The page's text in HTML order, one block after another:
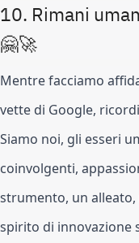
10. Rimani
🤗🚀
Mentre facciamo
vette di Google,
Siamo noi, gli esseri
coinvolgenti,
strumento, un
spirito di innovazione